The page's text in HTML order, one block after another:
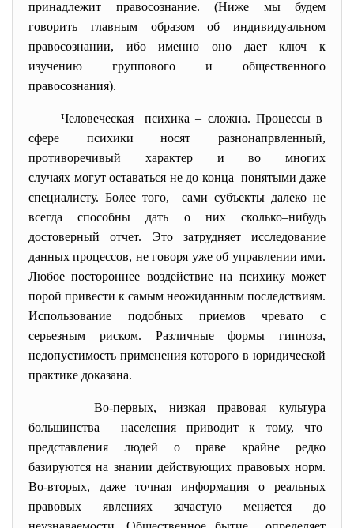
принадлежит правосознание. (Ниже мы будем
говорить главным образом об индивидуальном
правосознании, ибо именно оно дает ключ к
изучению группового и общественного
правосознания).
Человеческая психика – сложна. Процессы в
сфере психики носят разнонапрвленный,
противоречивый характер и во многих
случаях могут оставаться не до конца понятыми даже
специалисту. Более того, сами субъекты далеко не
всегда способны дать о них сколько–нибудь
достоверный отчет. Это затрудняет исследование
данных процессов, не говоря уже об управлении ими.
Любое постороннее воздействие на психику может
порой привести к самым неожиданным последствиям.
Использование подобных приемов чревато с
серьезным риском. Различные формы гипноза,
недопустимость применения которого в юридической
практике доказана.
Во-первых, низкая правовая культура
большинства населения приводит к тому, что
представления людей о праве крайне редко
базируются на знании действующих правовых норм.
Во-вторых, даже точная информация о реальных
правовых явлениях зачастую меняется до